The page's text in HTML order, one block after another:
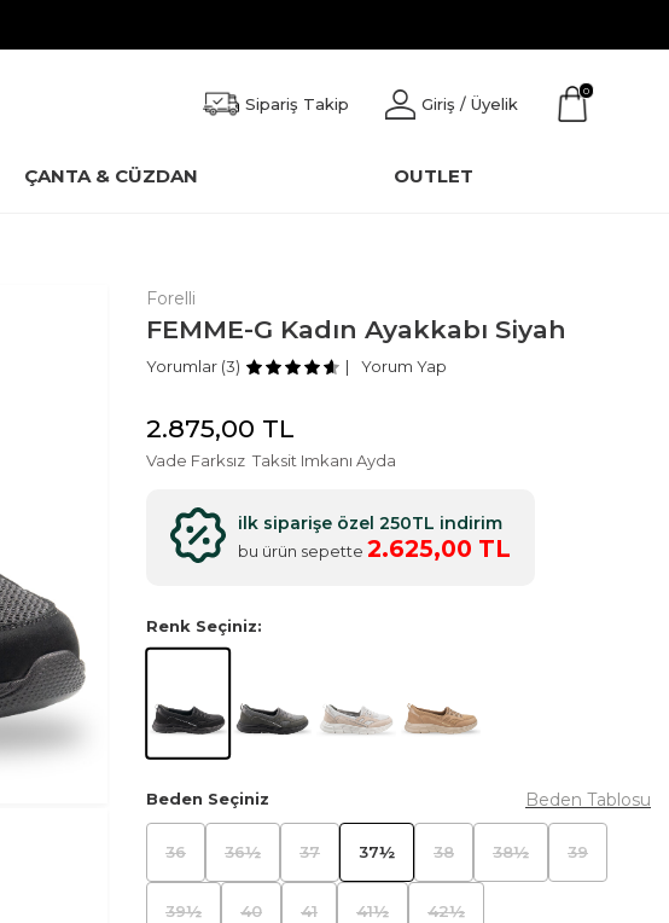
Sipariş Takip Giriş / Üyelik
0
ÇANTA & CÜZDAN OUTLET
Forelli
FEMME-G Kadın Ayakkabı Siyah
Yorumlar (3) Yorum Yap
2.875,00 TL
Vade Farksız Taksit Imkanı Ayda
ilk siparişe özel 250TL indirim
bu ürün sepette 2.625,00 TL
Renk Seçiniz:
Beden Seçiniz Beden Tablosu
36 36½ 37 37½ 38 38½ 39
39½ 40 41 41½ 42½